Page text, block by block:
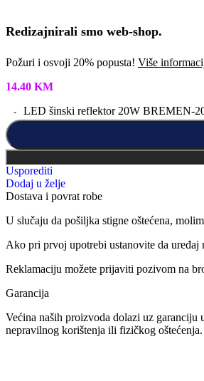
Redizajnirali smo web-shop.
Požuri i osvoji 20% popusta! Više
14.40 KM
LED šinski reflektor 20W BREMEN-
Usporediti
Dodaj u želje
Dostava i povrat robe
U slučaju da pošiljka stigne oštećena,
Ako pri prvoj upotrebi ustanovite da uređaj
Reklamaciju možete prijaviti pozivom na
Garancija
Većina naših proizvoda dolazi uz garanciju
nepravilnog korištenja ili fizičkog oštećenja.